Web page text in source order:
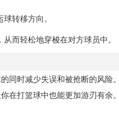
转移方向。
而轻松地穿梭在对方球员中。
同时减少失误和被抢断的风险
在打篮球中也能更加游刃有余